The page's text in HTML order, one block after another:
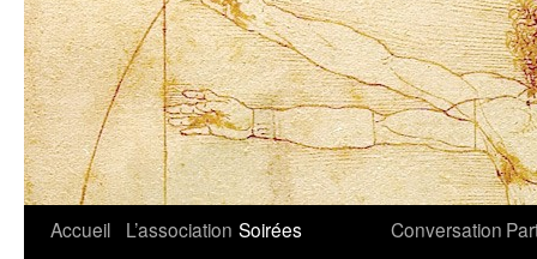
Aller
Accueil L’association Soirées
Conversation